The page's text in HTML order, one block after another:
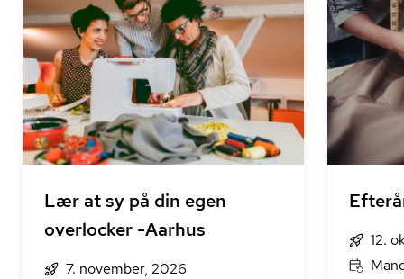
Lær at sy på din egen
overlocker -Aarhus
7. november, 2026
12.